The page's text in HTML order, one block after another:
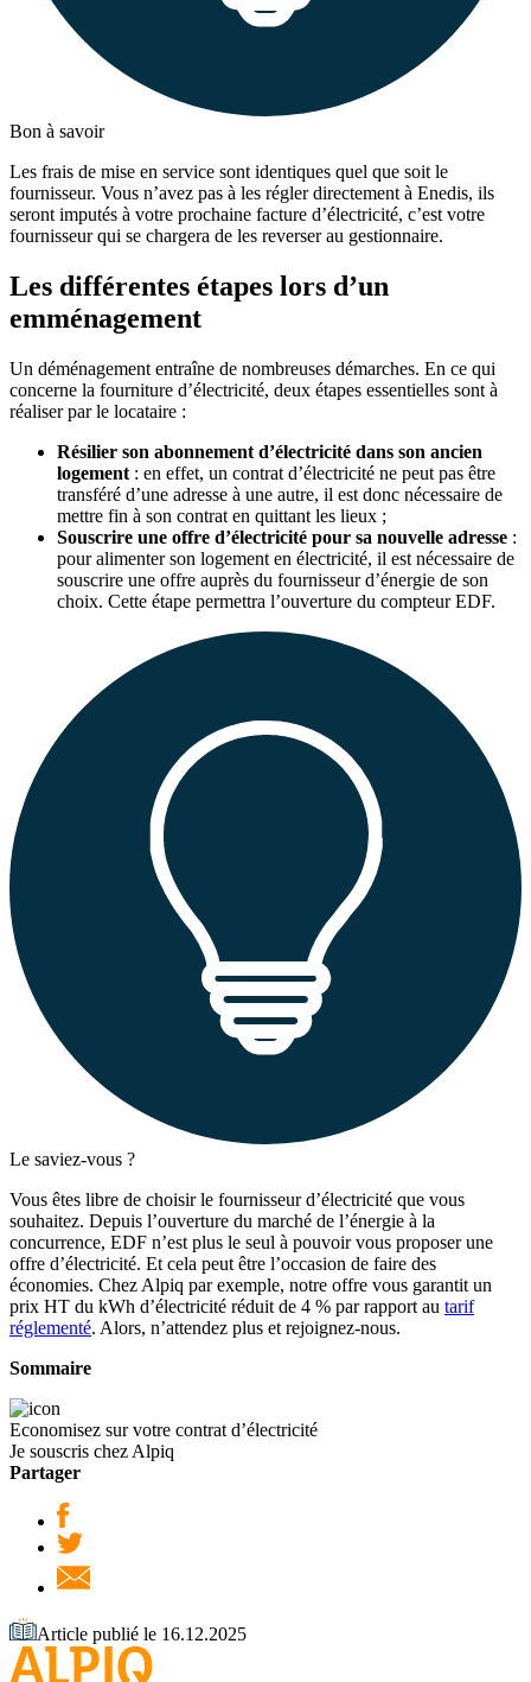
Bon à savoir
Les frais de mise en service sont identiques quel que soit le
fournisseur. Vous n’avez pas à les régler directement à Enedis, ils
seront imputés à votre prochaine facture d’électricité, c’est votre
fournisseur qui se chargera de les reverser au gestionnaire.
Les différentes étapes lors d’un
emménagement
Un déménagement entraîne de nombreuses démarches. En ce qui
concerne la fourniture d’électricité, deux étapes essentielles sont à
réaliser par le locataire :
Résilier son abonnement d’électricité dans son ancien
logement : en effet, un contrat d’électricité ne peut pas être
transféré d’une adresse à une autre, il est donc nécessaire de
mettre fin à son contrat en quittant les lieux ;
Souscrire une offre d’électricité pour sa nouvelle adresse :
pour alimenter son logement en électricité, il est nécessaire de
souscrire une offre auprès du fournisseur d’énergie de son
choix. Cette étape permettra l’ouverture du compteur EDF.
Le saviez-vous ?
Vous êtes libre de choisir le fournisseur d’électricité que vous
souhaitez. Depuis l’ouverture du marché de l’énergie à la
concurrence, EDF n’est plus le seul à pouvoir vous proposer une
offre d’électricité. Et cela peut être l’occasion de faire des
économies. Chez Alpiq par exemple, notre offre vous garantit un
prix HT du kWh d’électricité réduit de 4 % par rapport au tarif
réglementé. Alors, n’attendez plus et rejoignez-nous.
Sommaire
Economisez sur votre contrat d’électricité
Je souscris chez Alpiq
Partager
Article publié le 16.12.2025